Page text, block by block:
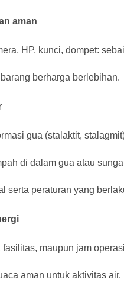
aman
HP, kunci, dompet:
berharga berlebihan.
gua (stalaktit,
di dalam gua atau
serta peraturan yang
fasilitas, maupun jam
aman untuk aktivitas air.